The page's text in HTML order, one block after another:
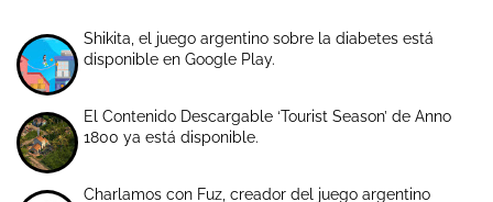
Shikita, el juego argentino sobre la diabetes está
disponible en Google Play.
El Contenido Descargable ‘Tourist Season’ de Anno
1800 ya está disponible.
Charlamos con Fuz, creador del juego argentino